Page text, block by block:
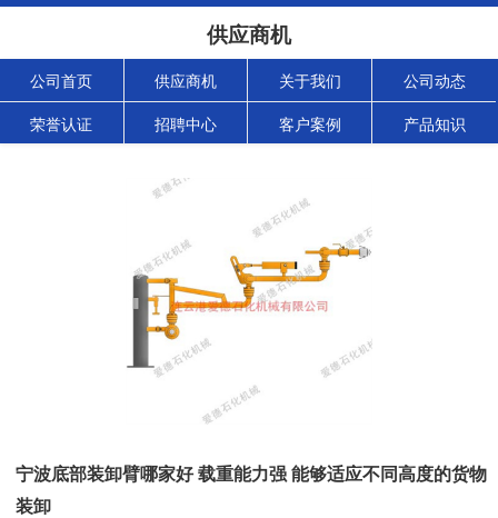
供应商机
公司首页 供应商机 关于我们 公司动态
荣誉认证 招聘中心 客户案例 产品知识
宁波底部装卸臂哪家好 载重能力强 能够适应不同高度的货物
装卸